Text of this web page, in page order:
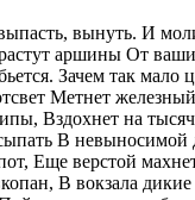
вынуть. И
аршины От
Зачем так мало
Метнет
Вздохнет на
В невыносимой
Еще верстой
В вокзала